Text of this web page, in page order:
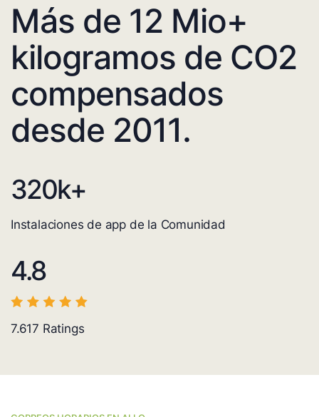
Más de 12 Mio+
kilogramos de CO2
compensados
desde 2011.
320k+
Instalaciones de app de la Comunidad
4.8
7.617 Ratings